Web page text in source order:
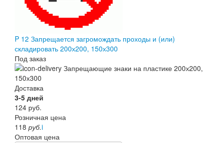
P 12 Запрещается загромождать проходы и (или)
складировать 200х200, 150х300
Под заказ
Доставка
3-5 дней
124 руб.
Розничная цена
118 руб.i
Оптовая цена